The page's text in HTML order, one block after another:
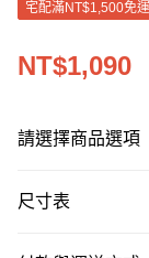
宅配滿NT$1,500免運
NT$1,090
請選擇商品選項
尺寸表